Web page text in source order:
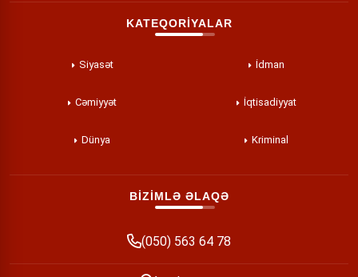
KATEQORİYALAR
Siyasət İdman
Cəmiyyət İqtisadiyyat
Dünya Kriminal
BİZİMLƏ ƏLAQƏ
(050) 563 64 78